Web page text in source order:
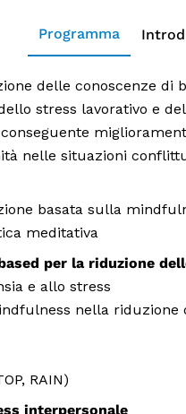
Programma
delle conoscenze
stress lavorativo e
nelle situazioni
basata sulla
meditativa
per la riduzione
e allo stress
nella riduzione
RAIN)
interpersonale